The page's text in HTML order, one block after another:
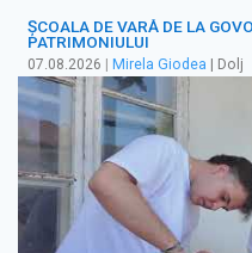
ȘCOALA DE VARĂ DE LA
PATRIMONIULUI
07.08.2026 | Mirela Giodea | Dolj